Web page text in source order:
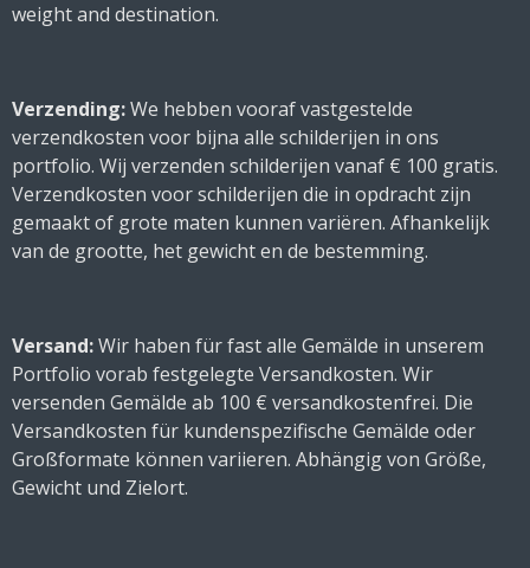
weight and destination.
Verzending:We hebben vooraf vastgestelde
verzendkosten voor bijna alle schilderijen in ons
portfolio. Wij verzenden schilderijen vanaf € 100 gratis.
Verzendkosten voor schilderijen die in opdracht zijn
gemaakt of grote maten kunnen variëren. Afhankelijk
van de grootte, het gewicht en de bestemming.
Versand:Wir haben für fast alle Gemälde in unserem
Portfolio vorab festgelegte Versandkosten. Wir
versenden Gemälde ab 100 € versandkostenfrei. Die
Versandkosten für kundenspezifische Gemälde oder
Großformate können variieren. Abhängig von Größe,
Gewicht und Zielort.